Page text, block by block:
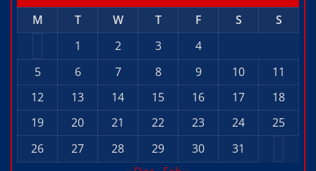
M
T W T F S
S
1
2 3
4
5
6 7 8 9 10
11
12
13 14 15 16 17
18
19
20 21 22 23 24
25
26
27 28 29 30
31